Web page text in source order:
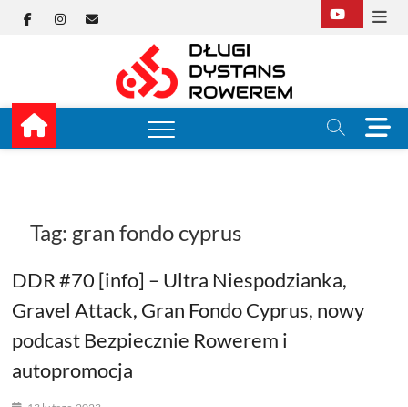
Facebook
Instagram
E-
Długi
M
e
Tag: gran fondo cyprus
DDR #70 [info] – Ultra Niespodzianka,
Gravel Attack, Gran Fondo Cyprus, nowy
podcast Bezpiecznie Rowerem i
autopromocja